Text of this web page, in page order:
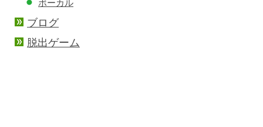
ボーカル
ブログ
脱出ゲーム